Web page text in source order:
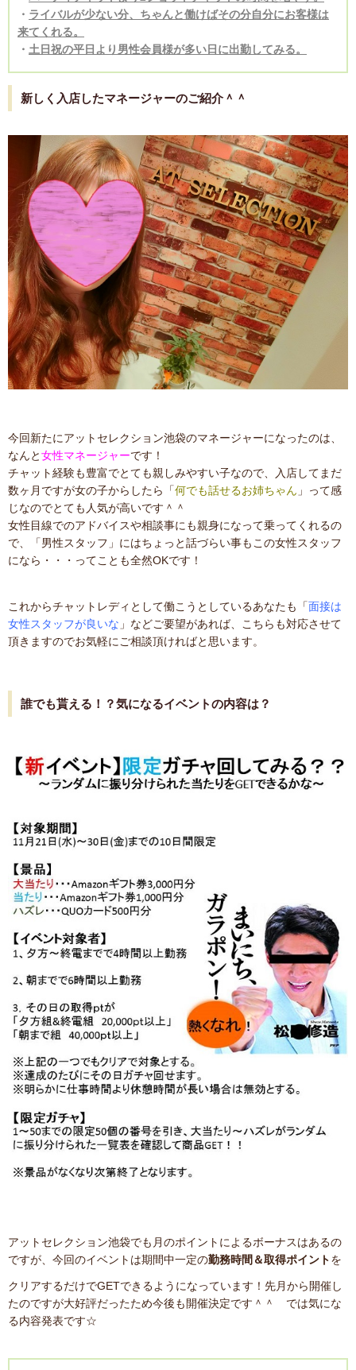
・ ライバルが少ない分、ちゃんと働けばその分自分にお客様は
来てくれる。
・ 土日祝の平日より男性会員様が多い日に出勤してみる。
新しく入店したマネージャーのご紹介＾＾
今回新たにアットセレクション池袋のマネージャーになったのは、
なんと女性マネージャーです！
チャット経験も豊富でとても親しみやすい子なので、入店してまだ
数ヶ月ですが女の子からしたら「何でも話せるお姉ちゃん 」って感
じなのでとても人気が高いです＾＾
女性目線でのアドバイスや相談事にも親身になって乗ってくれるの
で、「男性スタッフ」にはちょっと話づらい事もこの女性スタッフ
になら・・・ってことも全然OKです！
これからチャットレディとして働こうとしているあなたも「面接は
女性スタッフが良いな 」などご要望があれば、こちらも対応させて
頂きますのでお気軽にご相談頂ければと思います。
誰でも貰える！？気になるイベントの内容は？
アットセレクション池袋でも月のポイントによるボーナスはあるの
ですが、今回のイベントは期間中一定の勤務時間＆取得ポイントを
クリアするだけでGETできるようになっています！先月から開催し
たのですが大好評だったため今後も開催決定です＾＾ では気にな
る内容発表です☆